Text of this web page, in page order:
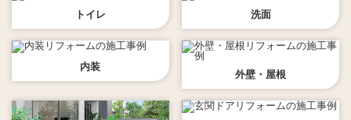
トイレ 洗面
内装
外壁・屋根